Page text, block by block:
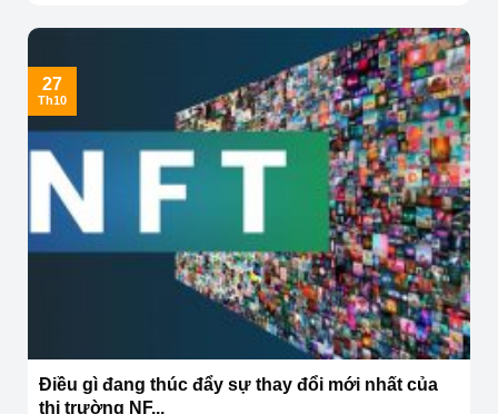
Điều gì đang thúc đẩy sự thay đổi mới nhất của
thị trường NF...
27
Th10